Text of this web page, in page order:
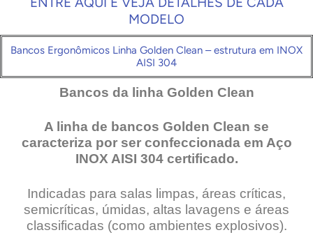
MODELO
Bancos Ergonômicos Linha Golden Clean – estrutura em INOX
AISI 304
Bancos da linha Golden Clean
A linha de bancos Golden Clean se
caracteriza por ser confeccionada em Aço
INOX AISI 304 certificado.
Indicadas para salas limpas, áreas críticas,
semicríticas, úmidas, altas lavagens e áreas
classificadas (como ambientes explosivos).